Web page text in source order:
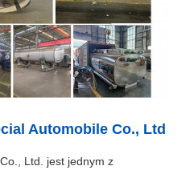
Automobile Co., Ltd
Ltd. jest jednym z